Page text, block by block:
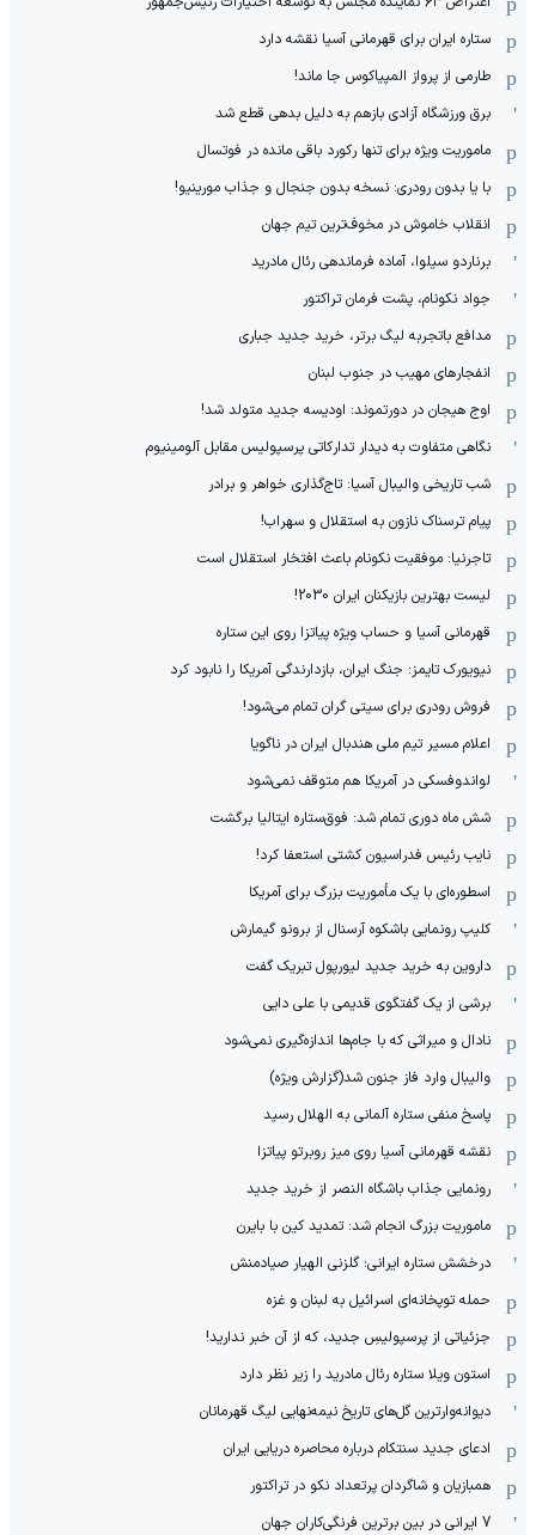
ستاره ایران برای قهرمانی آسیا نقشه دارد
طارمی از پرواز المپیاکوس جا ماند!
برق ورزشگاه آزادی بازهم به دلیل بدهی قطع شد
ماموریت ویژه برای تنها رکورد باقی مانده در فوتسال
با یا بدون رودری: نسخه بدون جنجال و جذاب مورینیو!
انقلاب خاموش در مخوف‌‌ترین تیم جهان
برناردو سیلوا، آماده فرماندهی رئال مادرید
جواد نکونام، پشت فرمان تراکتور
مدافع باتجربه لیگ برتر، خرید جدید جباری
انفجارهای مهیب در جنوب لبنان
اوج هیجان در دورتموند: اودیسه جدید متولد شد!
نگاهی متفاوت به دیدار تدارکاتی پرسپولیس مقابل آلومینیوم
شب تاریخی والیبال آسیا: تاج‌گذاری خواهر و برادر
پیام ترسناک نازون به استقلال و سهراب!
تاجرنیا: موفقیت نکونام باعث افتخار استقلال است
لیست بهترین بازیکنان ایران 2030!
قهرمانی آسیا و حساب ویژه پیاتزا روی این ستاره
نیویورک تایمز: جنگ ایران، بازدارندگی آمریکا را نابود کرد
فروش رودری برای سیتی گران تمام می‌شود!
اعلام مسیر تیم ملی هندبال ایران در ناگویا
لواندوفسکی در آمریکا هم متوقف نمی‌شود
شش ماه دوری تمام شد: فوق‌ستاره ایتالیا برگشت
نایب رئیس فدراسیون کشتی استعفا کرد!
اسطوره‌ای با یک مأموریت بزرگ برای آمریکا
کلیپ رونمایی باشکوه آرسنال از برونو گیمارش
داروین به خرید جدید لیورپول تبریک گفت
برشی از یک گفتگوی قدیمی با علی دایی
نادال و میراثی که با جام‌ها اندازه‌گیری نمی‌شود
والیبال وارد فاز جنون شد(گزارش ویژه)
پاسخ منفی ستاره آلمانی به الهلال رسید
نقشه قهرمانی آسیا روی میز روبرتو پیاتزا
رونمایی جذاب باشگاه النصر از خرید جدید
ماموریت بزرگ انجام شد: تمدید کین با بایرن
درخشش ستاره ایرانی؛ گلزنی الهیار صیادمنش
حمله توپخانه‌ای اسرائیل به لبنان و غزه
جزئیاتی از پرسپولیسِ جدید، که از آن ‌خبر ندارید!
استون ویلا ستاره رئال مادرید را زیر نظر دارد
دیوانه‌وارترین گل‌های تاریخ نیمه‌نهایی لیگ قهرمانان
ادعای جدید سنتکام درباره محاصره دریایی ایران
همبازیان و شاگردان پرتعداد نکو در تراکتور
7 ایرانی در بین برترین فرنگی‌کاران جهان